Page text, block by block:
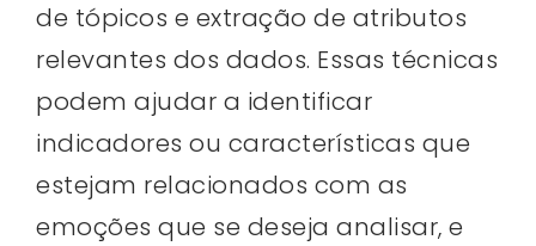
de tópicos e extração de atributos
relevantes dos dados. Essas técnicas
podem ajudar a identificar
indicadores ou características que
estejam relacionados com as
emoções que se deseja analisar, e